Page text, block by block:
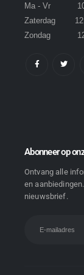
Ma - Vr
Zaterdag
Zondag
Abonneer op
Ontvang alle
en
nieuwsbrief.